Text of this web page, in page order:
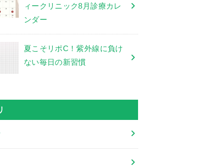
ィークリニック8月診療カレ
ンダー
夏こそリポC！紫外線に負け
ない毎日の新習慣